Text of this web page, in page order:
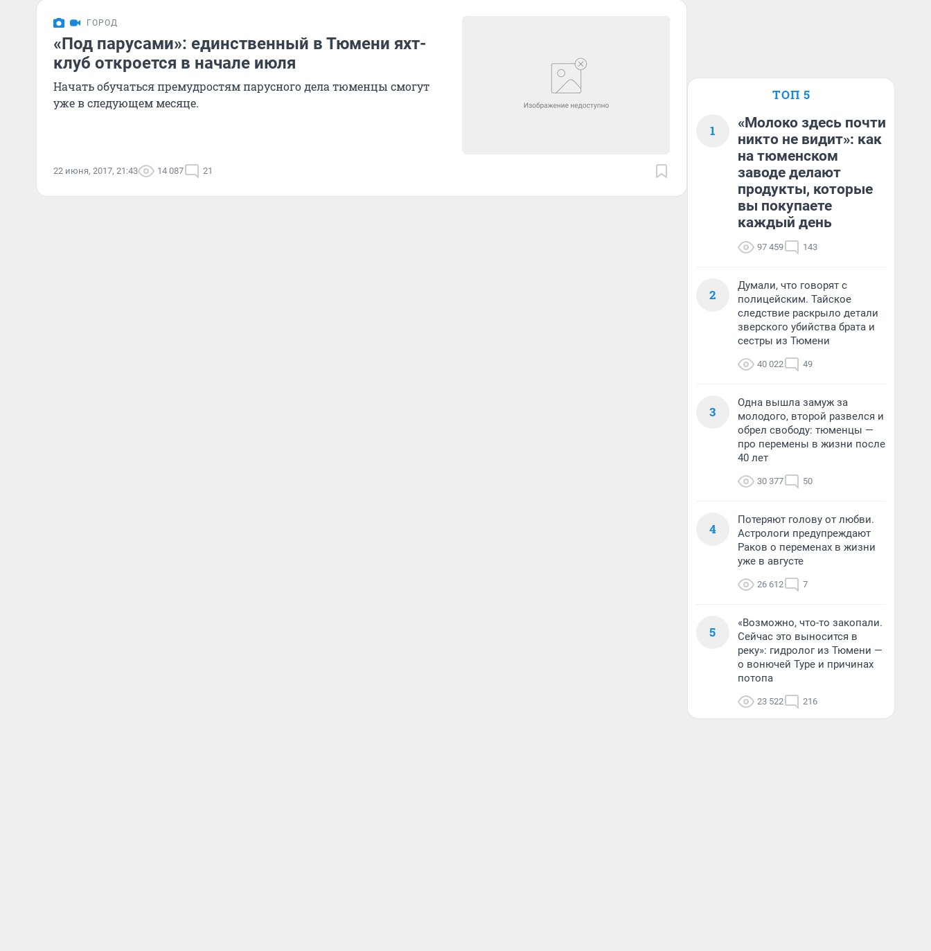
ГОРОД
«Под парусами»: единственный в Тюмени яхт-
клуб откроется в начале июля
Начать обучаться премудростям парусного дела тюменцы смогут
уже в следующем месяце.
22 июня, 2017, 21:43 14 087 21
ТОП 5
1
«Молоко здесь почти
никто не видит»: как
на тюменском
заводе делают
продукты, которые
вы покупаете
каждый день
97 459 143
2
Думали, что говорят с
полицейским. Тайское
следствие раскрыло детали
зверского убийства брата и
сестры из Тюмени
40 022 49
3
Одна вышла замуж за
молодого, второй развелся и
обрел свободу: тюменцы —
про перемены в жизни после
40 лет
30 377 50
4
Потеряют голову от любви.
Астрологи предупреждают
Раков о переменах в жизни
уже в августе
26 612 7
5
«Возможно, что-то закопали.
Сейчас это выносится в
реку»: гидролог из Тюмени —
о вонючей Туре и причинах
потопа
23 522 216